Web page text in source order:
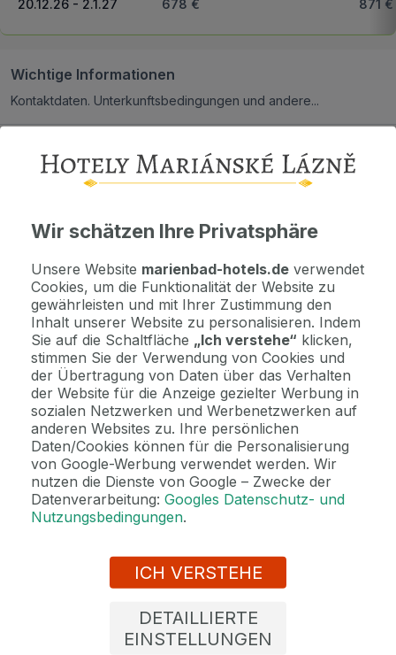
20.12.26 - 2.1.27 678 € 871 €
Wichtige Informationen
Kontaktdaten. Unterkunftsbedingungen und andere...
Als Geschenk kaufen
Machen Sie Freude mit einem Geschenkvoucher
Jetzt bezahlen Sie gar nichts.
per E-Mail.
Hinweis
Kulturprogramm 1.6.-15.9.2026 / je nach Wetterlage /
2 Gründe, bei uns zu buchen
Bonus zur Buchung
Genießen Sie Marienbad in vollen Zügen mit unseren exklusiven
Bonusen zu jeder Reservierung!
Sind Sie unsicher bei der
Wir schätzen Ihre Privatsphäre
Unsere Website marienbad-hotels.de verwendet
Cookies, um die Funktionalität der Website zu
gewährleisten und mit Ihrer Zustimmung den
Inhalt unserer Website zu personalisieren. Indem
Sie auf die Schaltfläche „Ich verstehe“ klicken,
stimmen Sie der Verwendung von Cookies und
der Übertragung von Daten über das Verhalten
der Website für die Anzeige gezielter Werbung in
sozialen Netzwerken und Werbenetzwerken auf
anderen Websites zu. Ihre persönlichen
Daten/Cookies können für die Personalisierung
von Google-Werbung verwendet werden. Wir
nutzen die Dienste von Google – Zwecke der
Datenverarbeitung: Googles Datenschutz- und
Nutzungsbedingungen.
DETAILLIERTE
EINSTELLUNGEN
ICH VERSTEHE